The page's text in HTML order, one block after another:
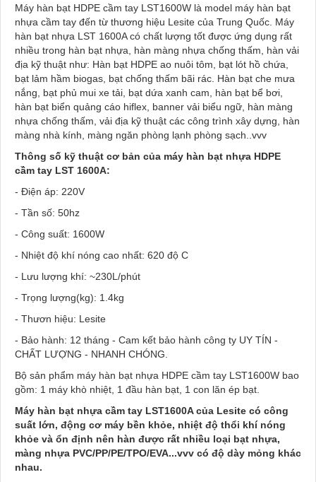
Máy hàn bạt HDPE cầm tay LST1600W là model máy hàn bạt
nhựa cầm tay đến từ thương hiệu Lesite của Trung Quốc. Máy
hàn bạt nhựa LST 1600A có chất lượng tốt được ứng dụng rất
nhiều trong hàn bạt nhựa, hàn màng nhựa chống thấm, hàn vải
địa kỹ thuật như: Hàn bạt HDPE ao nuôi tôm, bạt lót hồ chứa,
bạt lảm hầm biogas, bạt chống thấm bãi rác. Hàn bạt che mưa
nắng, bạt phủ mui xe tải, bạt dứa xanh cam, hàn bạt bể bơi,
hàn bạt biển quảng cáo hiflex, banner vải biểu ngữ, hàn màng
nhựa chống thấm, vải địa kỹ thuật các công trình xây dựng, hàn
màng nhà kính, màng ngăn phòng lạnh phòng sạch..vvv
Thông số kỹ thuật cơ bản của máy hàn bạt nhựa HDPE
cầm tay LST 1600A:
- Điện áp: 220V
- Tần số: 50hz
- Công suất: 1600W
- Nhiệt độ khí nóng cao nhất: 620 độ C
- Lưu lượng khí: ~230L/phút
- Trọng lượng(kg): 1.4kg
- Thươn hiệu: Lesite
- Bảo hành: 12 tháng - Cam kết bảo hành công ty UY TÍN -
CHẤT LƯỢNG - NHANH CHÓNG.
Bộ sản phẩm máy hàn bạt nhựa HDPE cầm tay LST1600W bao
gồm: 1 máy khò nhiệt, 1 đầu hàn bạt, 1 con lăn ép bạt.
Máy hàn bạt nhựa cầm tay LST1600A của Lesite có công
suất lớn, động cơ máy bền khỏe, nhiệt độ thổi khí nóng
khỏe và ổn định nên hàn được rất nhiều loại bạt nhựa,
màng nhựa PVC/PP/PE/TPO/EVA...vvv có độ dày mỏng khác
nhau.